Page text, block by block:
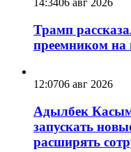
14:3406 авг 2026
Трамп
преемником на
12:0706 авг 2026
Адылбек
запускать
расширять